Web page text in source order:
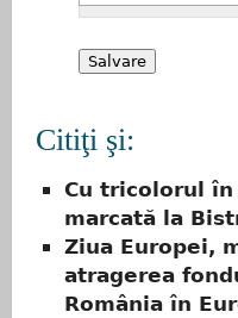
Citiţi şi:
Cu tricolorul
marcată la
Ziua Europei,
atragerea
România în